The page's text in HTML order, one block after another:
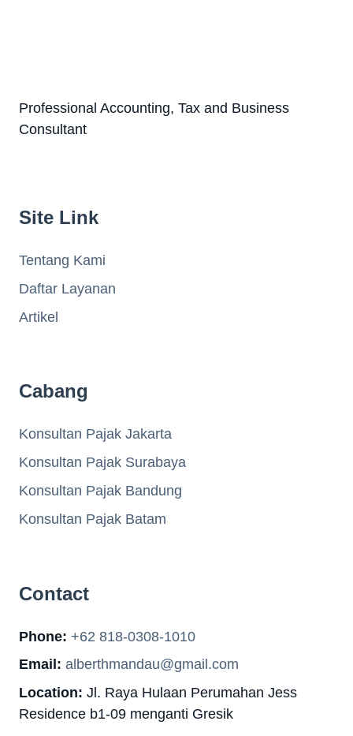
Professional Accounting, Tax and Business
Consultant
Site Link
Tentang Kami
Daftar Layanan
Artikel
Cabang
Konsultan Pajak Jakarta
Konsultan Pajak Surabaya
Konsultan Pajak Bandung
Konsultan Pajak Batam
Contact
Phone: +62 818-0308-1010
Email: alberthmandau@gmail.com
Location: Jl. Raya Hulaan Perumahan Jess
Residence b1-09 menganti Gresik